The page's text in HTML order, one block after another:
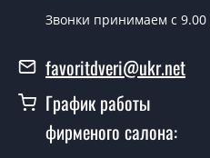
Да можно.
У вас есть в
Звонки принимаем c
favoritdveri@ukr.net
График работы
фирменого салона: